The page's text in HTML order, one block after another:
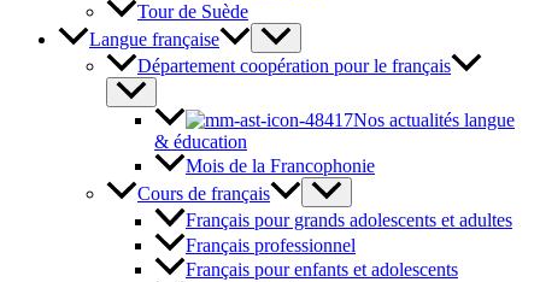
Tour de Suède
Langue française
Département coopération pour le français
Nos actualités langue
& éducation
Mois de la Francophonie
Cours de français
Français pour grands adolescents et adultes
Français professionnel
Français pour enfants et adolescents